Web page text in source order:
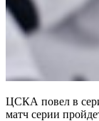
ЦСКА повел в
матч серии